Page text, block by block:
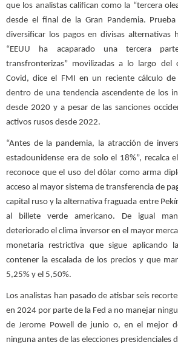
que los analistas califican como la “tercera
desde el final de la Gran Pandemia.
diversificar los pagos en divisas alternativas
“EEUU ha acaparado una tercera
transfronterizas” movilizadas a lo largo del
Covid, dice el FMI en un reciente cálculo de
dentro de una tendencia ascendente de los
desde 2020 y a pesar de las sanciones
activos rusos desde 2022.
“Antes de la pandemia, la atracción de
estadounidense era de solo el 18%”, recalca
reconoce que el uso del dólar como arma
acceso al mayor sistema de transferencia de
capital ruso y la alternativa fraguada entre
al billete verde americano. De igual
deteriorado el clima inversor en el mayor
monetaria restrictiva que sigue aplicando
contener la escalada de los precios y que
5,25% y el 5,50%.
Los analistas han pasado de atisbar seis
en 2024 por parte de la Fed a no manejar
de Jerome Powell de junio o, en el mejor
ninguna antes de las elecciones presidenciales